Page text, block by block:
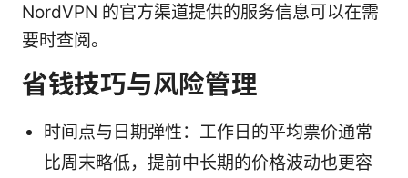
NordVPN 的官方渠道提供的服务信息可以在需
要时查阅。
省钱技巧与风险管理
时间点与日期弹性：工作日的平均票价通常
比周末略低，提前中长期的价格波动也更容